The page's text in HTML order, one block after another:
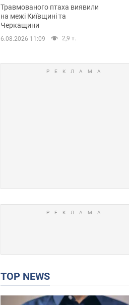
нетиповий маршрут.
Фото
Травмованого птаха виявили
на межі Київщині та
Черкащини
6.08.2026 11:09 2,9 т.
TOP NEWS